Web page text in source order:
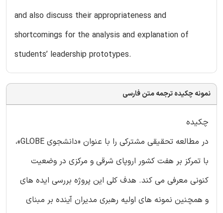
and also discuss their appropriateness and
shortcomings for the analysis and explanation of
students’ leadership prototypes.
نمونه چکیده ترجمه متن فارسی
چکیده
در مطالعه تحقیقی مشترکی را با عنوان «دانشجوی GLOBE»،
با تمرکز بر هفت کشور اروپای شرقی و مرکزی در وضعیت
کنونی معرفی می کند. هدف کلی این پروژه بررسی ایده های
و همچنین نمونه های اولیه رهبری مدیران آینده بر مبنای